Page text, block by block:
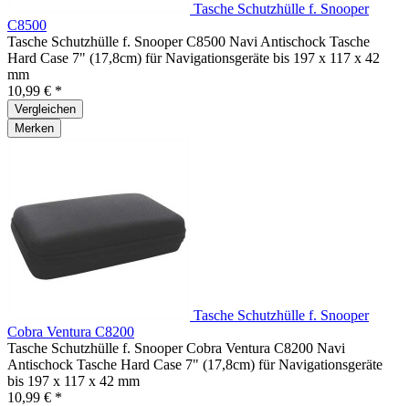
Tasche Schutzhülle f. Snooper
C8500
Tasche Schutzhülle f. Snooper C8500 Navi Antischock Tasche
Hard Case 7" (17,8cm) für Navigationsgeräte bis 197 x 117 x 42
mm
10,99 € *
Vergleichen
Merken
Tasche Schutzhülle f. Snooper
Cobra Ventura C8200
Tasche Schutzhülle f. Snooper Cobra Ventura C8200 Navi
Antischock Tasche Hard Case 7" (17,8cm) für Navigationsgeräte
bis 197 x 117 x 42 mm
10,99 € *